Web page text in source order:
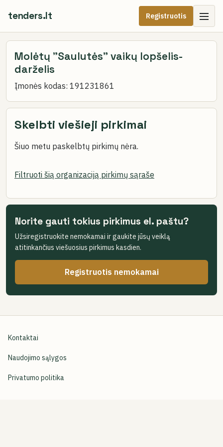
tenders.lt Registruotis
Molėtų "Saulutės" vaikų lopšelis-
darželis
Įmonės kodas: 191231861
Skelbti viešieji pirkimai
Šiuo metu paskelbtų pirkimų nėra.
Filtruoti šią organizaciją pirkimų sąraše
Norite gauti tokius pirkimus el. paštu?
Užsiregistruokite nemokamai ir gaukite jūsų veiklą
atitinkančius viešuosius pirkimus kasdien.
Registruotis nemokamai
Kontaktai
Naudojimo sąlygos
Privatumo politika